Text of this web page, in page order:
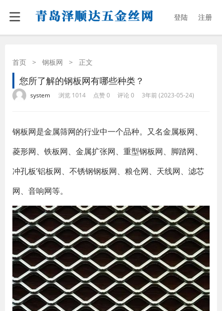
登陆 注册
首页 > 钢板网 > 正文
您所了解的钢板网有哪些种类？
system 浏览 1014 点赞 0 评论 0 3年前 (2023-05-24)
钢板网是金属筛网的行业中一个品种。又名金属板网、
菱形网、铁板网、金属扩张网、重型钢板网、脚踏网、
冲孔板’铝板网、不锈钢钢板网、粮仓网、天线网、滤芯
网、音响网等。